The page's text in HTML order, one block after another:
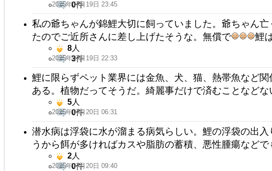
2025年07月19日 23:45
0件
私の爺ちゃんが錦鯉大切に飼っていました。爺ちゃん
たのでご近所さんに差し上げたそうな。無償で
鯉
2025年07月19日 22:33
8人
3件
鯉に限らずペット業界には金魚、犬、猫、熱帯魚など
ある。植物だってそうだ。綺麗事だけで済むことなどな
2025年07月20日 06:31
5人
0件
潜水病は浮袋に水が溜まる病気らしい。鯉の浮袋の出
うから餌が多ければカスや脂肪の蓄積、悪性腫瘍など
2025年07月20日 09:40
2人
0件